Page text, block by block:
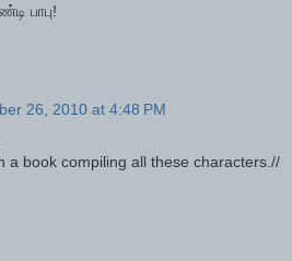
பாபு!
26, 2010 at 4:48 PM
a book compiling all these characters.//